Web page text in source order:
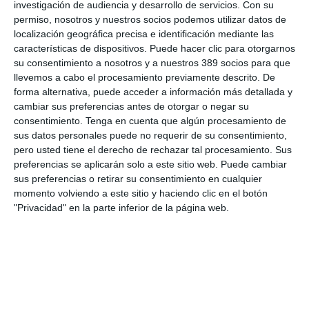
investigación de audiencia y desarrollo de servicios. Con su
permiso, nosotros y nuestros socios podemos utilizar datos de
localización geográfica precisa e identificación mediante las
características de dispositivos. Puede hacer clic para otorgarnos
su consentimiento a nosotros y a nuestros 389 socios para que
llevemos a cabo el procesamiento previamente descrito. De
forma alternativa, puede acceder a información más detallada y
cambiar sus preferencias antes de otorgar o negar su
consentimiento. Tenga en cuenta que algún procesamiento de
sus datos personales puede no requerir de su consentimiento,
pero usted tiene el derecho de rechazar tal procesamiento. Sus
preferencias se aplicarán solo a este sitio web. Puede cambiar
sus preferencias o retirar su consentimiento en cualquier
momento volviendo a este sitio y haciendo clic en el botón
"Privacidad" en la parte inferior de la página web.
LO ÚLTIMO
107 fallecidos en las carreteras en julio, a pesar de ser el 2º
registro más bajo de la historia
El peso del renting supone en 26,48% del total del mercado
La verdad sobre la IA en el seguro: qué funciona ya y qué sigue
siendo una promesa
Munich Re alcanza un beneficio de casi 4.000 millones y
mantiene sus previsiones para 2026
Allianz gana un 15,5% más en el semestre y confirma sus
objetivos para 2026
Generali dispara un 51,4% el beneficio operativo del negocio de
No Vida en España en el semestre
AXA XL adquiere S-RM, consultora especializada en inteligencia